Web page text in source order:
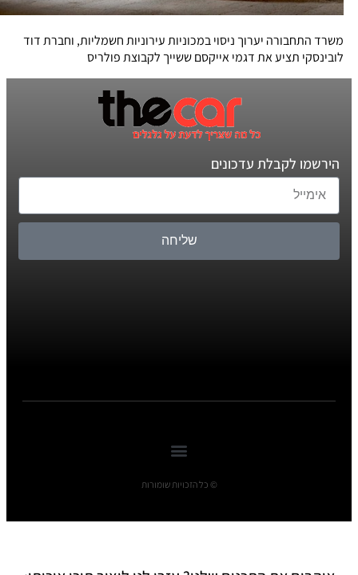
משרד התחבורה יערוך ניסוי במכוניות עירוניות חשמליות, וחברת דוד
לובינסקי תציע את דגמי אייקסם ששייך לקבוצת פולריס
הירשמו לקבלת עדכונים
שליחה
© כל הזכויות שומורות